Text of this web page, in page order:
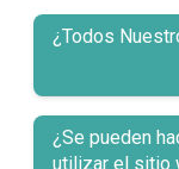
¿Todos
¿Se pueden
utilizar el sitio